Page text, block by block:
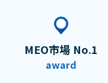
MEO市場 No.1
award